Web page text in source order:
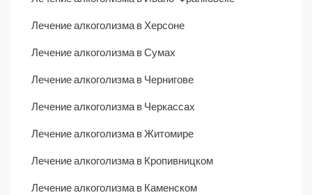
Лечение алкоголизма в Херсоне
Лечение алкоголизма в Сумах
Лечение алкоголизма в Чернигове
Лечение алкоголизма в Черкассах
Лечение алкоголизма в Житомире
Лечение алкоголизма в Кропивницком
Лечение алкоголизма в Каменском